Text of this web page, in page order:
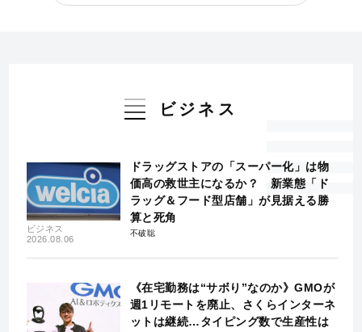
ビジネス
ビジネス
2026.08.06
ドラッグストアの「スーパー化」は物
価高の救世主になるか？ 新業態「ド
ラッグ＆フード型店舗」が見据える勝
算と死角
不破聡
《在宅勤務は“サボり”なのか》GMOが
週1リモートを廃止、さくらインターネ
ットは継続…タイピング数で生産性は